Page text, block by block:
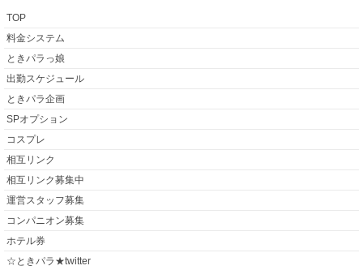
TOP
料金システム
ときパラっ娘
出勤スケジュール
ときパラ企画
SPオプション
コスプレ
相互リンク
相互リンク募集中
運営スタッフ募集
コンパニオン募集
ホテル券
☆ときパラ★twitter